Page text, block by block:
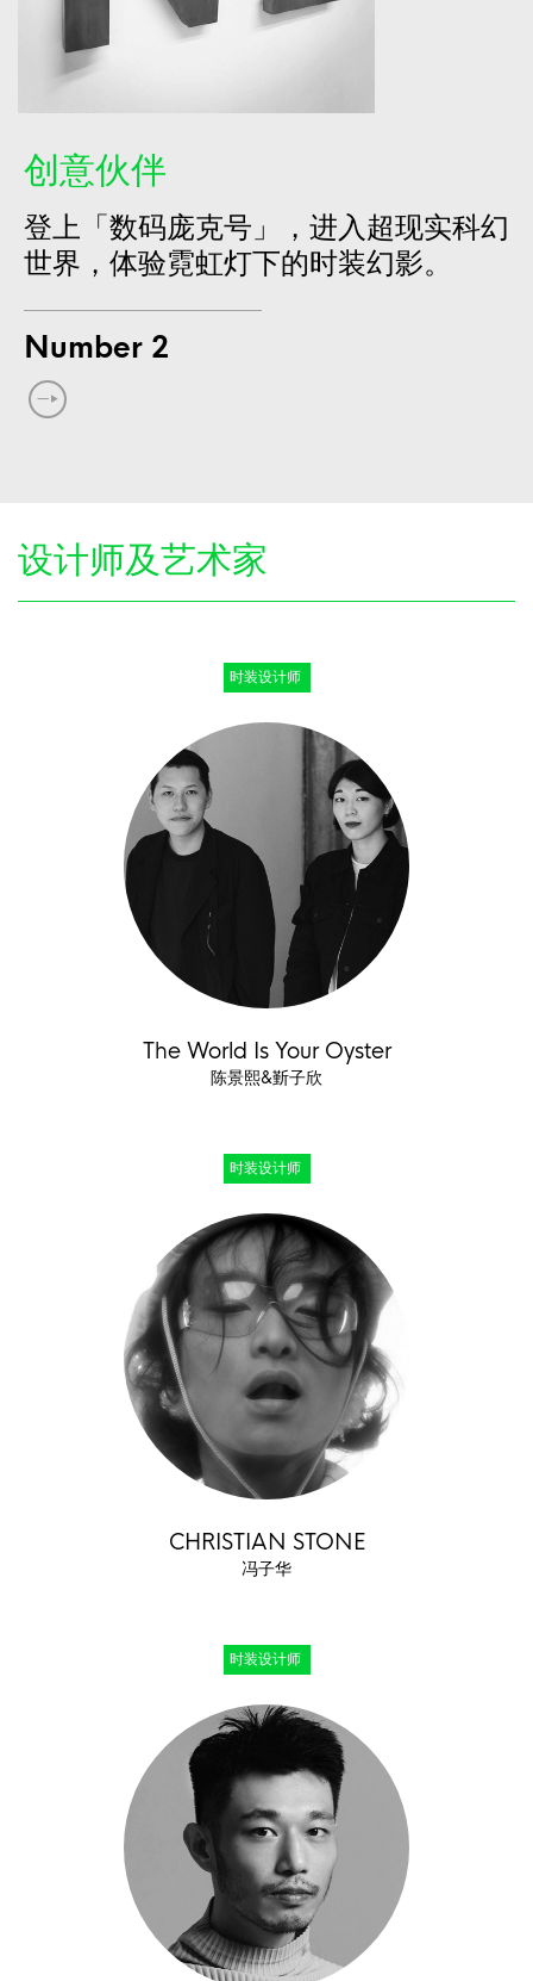
创意伙伴
登上「数码庞克号」，进入超现实科幻
世界，体验霓虹灯下的时装幻影。
Number 2
设计师及艺术家
时装设计师
The World Is Your Oyster
陈景熙&斳子欣
时装设计师
CHRISTIAN STONE
冯子华
时装设计师